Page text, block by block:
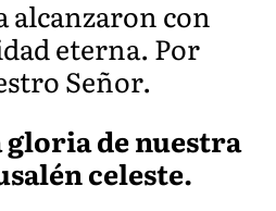
alcanzaron con
eterna. Por
Señor.
gloria de nuestra
celeste.